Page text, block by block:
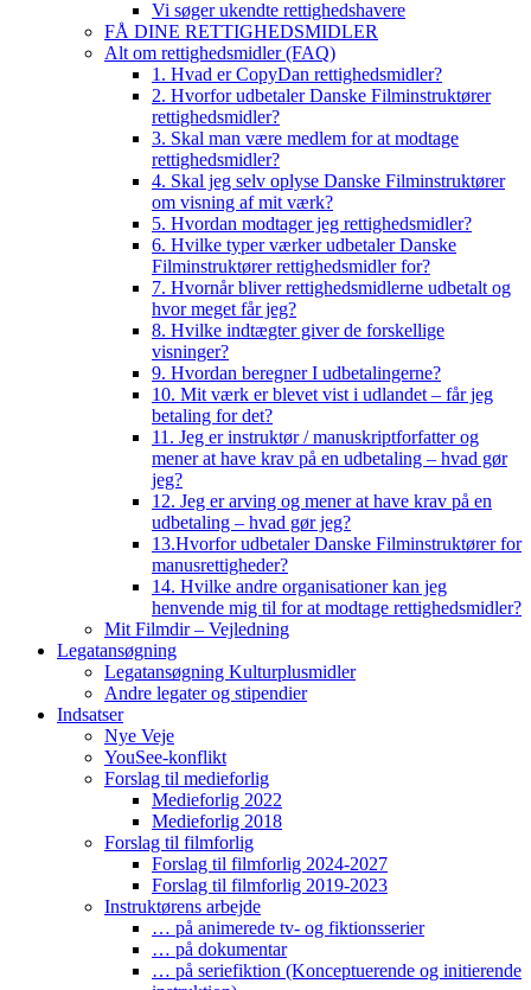
Vi søger ukendte rettighedshavere
FÅ DINE RETTIGHEDSMIDLER
Alt om rettighedsmidler (FAQ)
1. Hvad er CopyDan rettighedsmidler?
2. Hvorfor udbetaler Danske Filminstruktører
rettighedsmidler?
3. Skal man være medlem for at modtage
rettighedsmidler?
4. Skal jeg selv oplyse Danske Filminstruktører
om visning af mit værk?
5. Hvordan modtager jeg rettighedsmidler?
6. Hvilke typer værker udbetaler Danske
Filminstruktører rettighedsmidler for?
7. Hvornår bliver rettighedsmidlerne udbetalt og
hvor meget får jeg?
8. Hvilke indtægter giver de forskellige
visninger?
9. Hvordan beregner I udbetalingerne?
10. Mit værk er blevet vist i udlandet – får jeg
betaling for det?
11. Jeg er instruktør / manuskriptforfatter og
mener at have krav på en udbetaling – hvad gør
jeg?
12. Jeg er arving og mener at have krav på en
udbetaling – hvad gør jeg?
13.Hvorfor udbetaler Danske Filminstruktører for
manusrettigheder?
14. Hvilke andre organisationer kan jeg
henvende mig til for at modtage rettighedsmidler?
Mit Filmdir – Vejledning
Legatansøgning
Legatansøgning Kulturplusmidler
Andre legater og stipendier
Indsatser
Nye Veje
YouSee-konflikt
Forslag til medieforlig
Medieforlig 2022
Medieforlig 2018
Forslag til filmforlig
Forslag til filmforlig 2024-2027
Forslag til filmforlig 2019-2023
Instruktørens arbejde
… på animerede tv- og fiktionsserier
… på dokumentar
… på seriefiktion (Konceptuerende og initierende